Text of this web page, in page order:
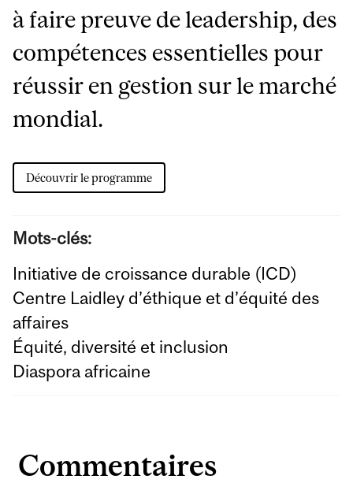
à faire preuve de leadership, des
compétences essentielles pour
réussir en gestion sur le marché
mondial.
Découvrir le programme
Mots-clés:
Initiative de croissance durable (ICD)
Centre Laidley d’éthique et d’équité des
affaires
Équité, diversité et inclusion
Diaspora africaine
Commentaires